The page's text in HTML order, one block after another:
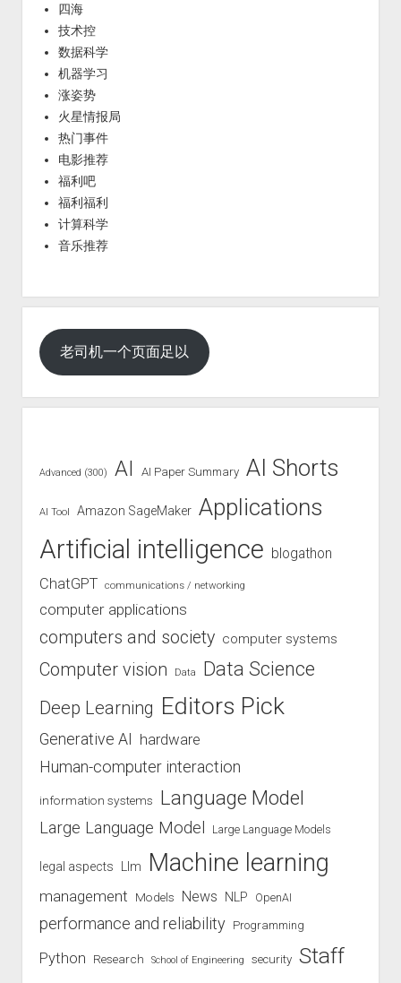
四海
技术控
数据科学
机器学习
涨姿势
火星情报局
热门事件
电影推荐
福利吧
福利福利
计算科学
音乐推荐
老司机一个页面足以
Advanced (300) AI AI Paper Summary AI Shorts
AI Tool Amazon SageMaker Applications
Artificial intelligence blogathon
ChatGPT communications / networking
computer applications
computers and society computer systems
Computer vision Data Data Science
Deep Learning Editors Pick
Generative AI hardware
Human-computer interaction
information systems Language Model
Large Language Model Large Language Models
legal aspects Llm Machine learning
management Models News NLP OpenAI
performance and reliability Programming
Python Research School of Engineering security Staff